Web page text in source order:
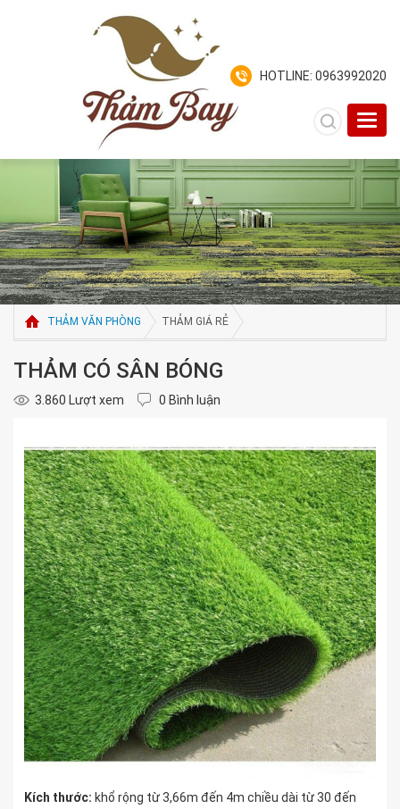
HOTLINE: 0963992020
THẢM VĂN PHÒNG THẢM GIÁ RẺ
THẢM CÓ SÂN BÓNG
3.860 Lượt xem 0 Bình luận
Kích thước: khổ rộng từ 3,66m đến 4m chiều dài từ 30 đến